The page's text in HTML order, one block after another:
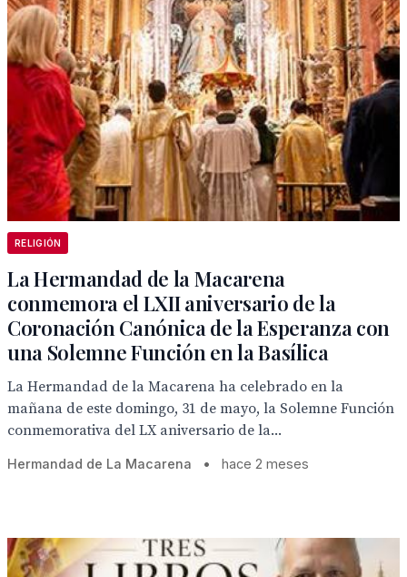
RELIGIÓN
La Hermandad de la Macarena
conmemora el LXII aniversario de la
Coronación Canónica de la Esperanza con
una Solemne Función en la Basílica
La Hermandad de la Macarena ha celebrado en la
mañana de este domingo, 31 de mayo, la Solemne Función
conmemorativa del LX aniversario de la...
Hermandad de La Macarena • hace 2 meses